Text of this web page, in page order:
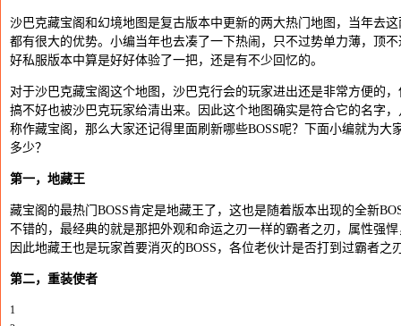
沙巴克藏宝阁和幻境地图是复古版本中更新的两大热门地图，当年去
都有很大的优势。小编当年也去凑了一下热闹，只不过势单力薄，顶
好私服版本中算是好好体验了一把，还是有不少回忆的。
对于沙巴克藏宝阁这个地图，沙巴克行会的玩家进出还是非常方便的
搞不好也被沙巴克玩家给清出来。因此这个地图确实是符合它的名字
称作藏宝阁，那么大家还记得里面刷新哪些BOSS呢？下面小编就为大
多少？
第一，地藏王
藏宝阁的最热门BOSS肯定是地藏王了，这也是随着版本出现的全新
不错的，最经典的就是那把外观和命运之刃一样的霸者之刃，属性强
因此地藏王也是玩家首要消灭的BOSS，各位老伙计是否打到过霸者之
第二，重装使者
1